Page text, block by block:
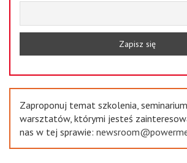
Zaproponuj temat szkolenia,
warsztatów, którymi jesteś
nas w tej sprawie: